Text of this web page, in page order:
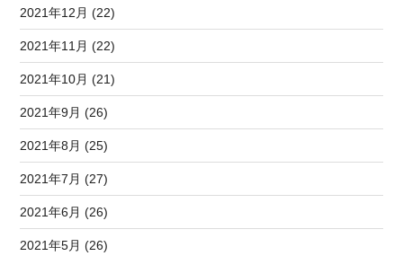
2021年12月 (22)
2021年11月 (22)
2021年10月 (21)
2021年9月 (26)
2021年8月 (25)
2021年7月 (27)
2021年6月 (26)
2021年5月 (26)